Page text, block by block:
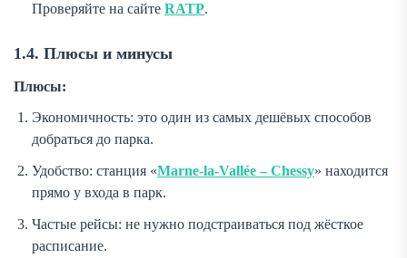
Проверяйте на сайте RATP.
1.4. Плюсы и минусы
Плюсы:
Экономичность: это один из самых дешёвых способов
добраться до парка.
Удобство: станция «Marne-la-Vallée – Chessy» находится
прямо у входа в парк.
Частые рейсы: не нужно подстраиваться под жёсткое
расписание.